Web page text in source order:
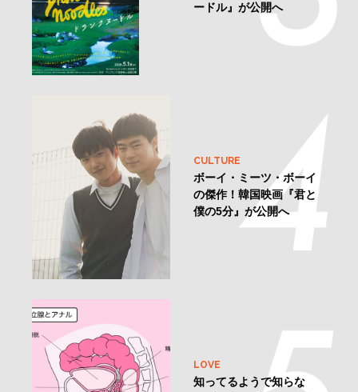
ードル』が公開へ
CULTURE
ボーイ・ミーツ・ボーイ
の傑作！韓国映画『君と
僕の5分』が公開へ
LOVE
知ってるようで知らな